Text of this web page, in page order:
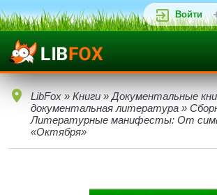
Войти
LibFox » Книги » Документальные
документальная литература »
Литературные манифесты: От
«Октября»